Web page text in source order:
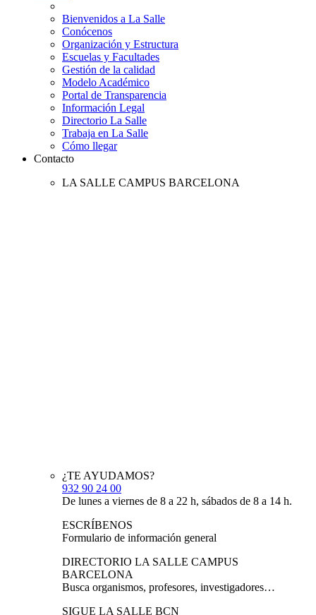
Bienvenidos a La Salle
Conócenos
Organización y Estructura
Escuelas y Facultades
Gestión de la calidad
Modelo Académico
Portal de Transparencia
Información Legal
Directorio La Salle
Trabaja en La Salle
Cómo llegar
Contacto
LA SALLE CAMPUS BARCELONA
¿TE AYUDAMOS?
932 90 24 00
De lunes a viernes de 8 a 22 h, sábados de 8 a 14 h.
ESCRÍBENOS
Formulario de información general
DIRECTORIO LA SALLE CAMPUS
BARCELONA
Busca organismos, profesores, investigadores…
SIGUE LA SALLE BCN